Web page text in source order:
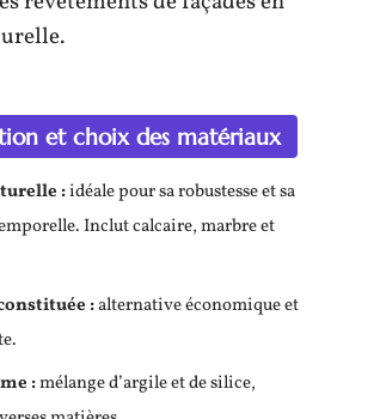
et choix des matériaux
:idéale pour sa robustesse et sa
Inclut calcaire, marbre et
:alternative économique et
:mélange d’argile et de silice,